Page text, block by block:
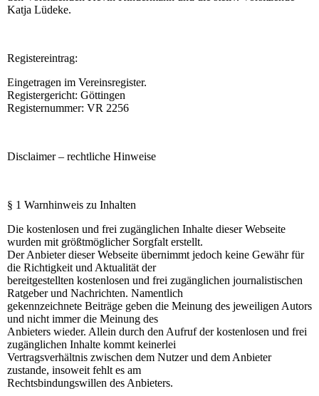
Katja Lüdeke.
Registereintrag:
Eingetragen im Vereinsregister.
Registergericht: Göttingen
Registernummer: VR 2256
Disclaimer – rechtliche Hinweise
§ 1 Warnhinweis zu Inhalten
Die kostenlosen und frei zugänglichen Inhalte dieser Webseite
wurden mit größtmöglicher Sorgfalt erstellt.
Der Anbieter dieser Webseite übernimmt jedoch keine Gewähr für
die Richtigkeit und Aktualität der
bereitgestellten kostenlosen und frei zugänglichen journalistischen
Ratgeber und Nachrichten. Namentlich
gekennzeichnete Beiträge geben die Meinung des jeweiligen Autors
und nicht immer die Meinung des
Anbieters wieder. Allein durch den Aufruf der kostenlosen und frei
zugänglichen Inhalte kommt keinerlei
Vertragsverhältnis zwischen dem Nutzer und dem Anbieter
zustande, insoweit fehlt es am
Rechtsbindungswillen des Anbieters.